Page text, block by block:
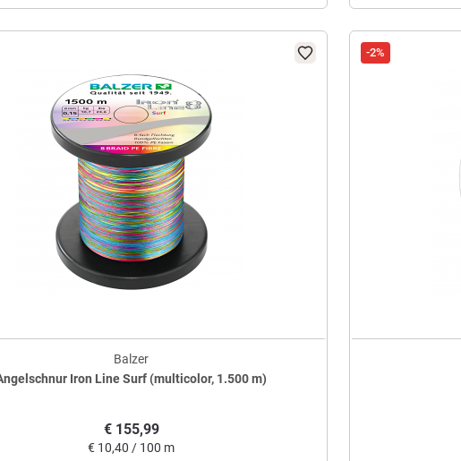
Balzer
Iron Line Surf (multicolor, 1.500 m)
€155,99
€ 10,40 / 100 m
-2%